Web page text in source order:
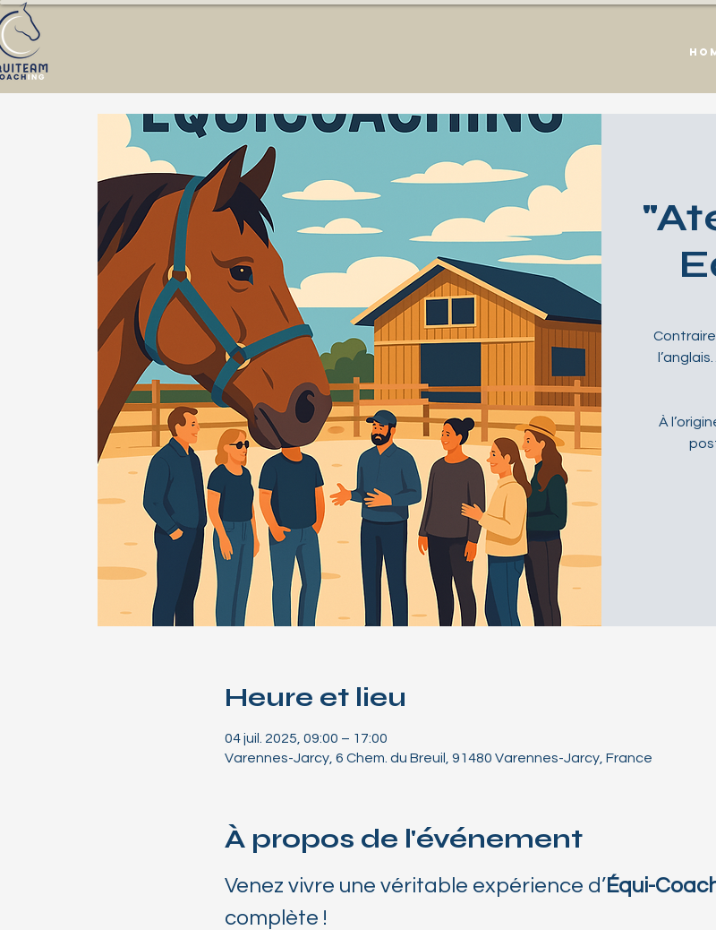
À
Heure et lieu
04 juil. 2025, 09:00 – 17:00
Varennes-Jarcy, 6 Chem. du Breuil, 91480 Varennes-Jarcy, France
À propos de l'événement
Venez vivre une véritable expérience d’Équi-
complète !